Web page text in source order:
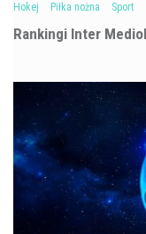
Hokej Piłka nożna Sport
Rankingi Inter